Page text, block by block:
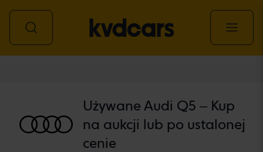
Używane Audi Q5 – Kup
na aukcji lub po ustalonej
cenie